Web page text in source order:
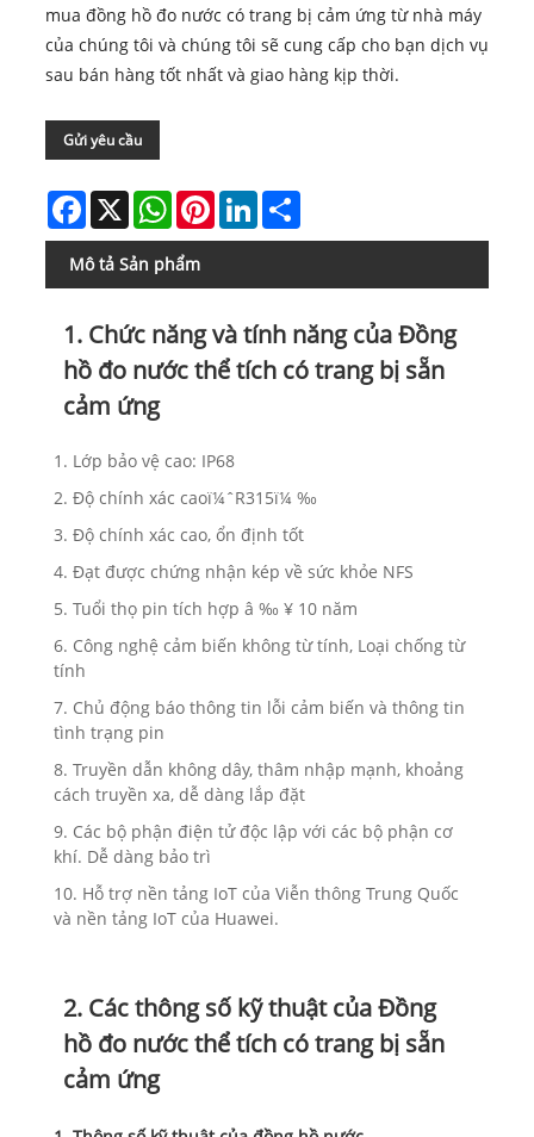
mua đồng hồ đo nước có trang bị cảm ứng từ nhà máy
của chúng tôi và chúng tôi sẽ cung cấp cho bạn dịch vụ
sau bán hàng tốt nhất và giao hàng kịp thời.
Gửi yêu cầu
Facebook
X WhatsAppPinterestLinkedInShare
Mô tả Sản phẩm
1. Chức năng và tính năng của Đồng
hồ đo nước thể tích có trang bị sẵn
cảm ứng
1. Lớp bảo vệ cao: IP68
2. Độ chính xác caoï¼ˆR315ï¼ ‰
3. Độ chính xác cao, ổn định tốt
4. Đạt được chứng nhận kép về sức khỏe NFS
5. Tuổi thọ pin tích hợp â ‰ ¥ 10 năm
6. Công nghệ cảm biến không từ tính, Loại chống từ
tính
7. Chủ động báo thông tin lỗi cảm biến và thông tin
tình trạng pin
8. Truyền dẫn không dây, thâm nhập mạnh, khoảng
cách truyền xa, dễ dàng lắp đặt
9. Các bộ phận điện tử độc lập với các bộ phận cơ
khí. Dễ dàng bảo trì
10. Hỗ trợ nền tảng IoT của Viễn thông Trung Quốc
và nền tảng IoT của Huawei.
2. Các thông số kỹ thuật của Đồng
hồ đo nước thể tích có trang bị sẵn
cảm ứng